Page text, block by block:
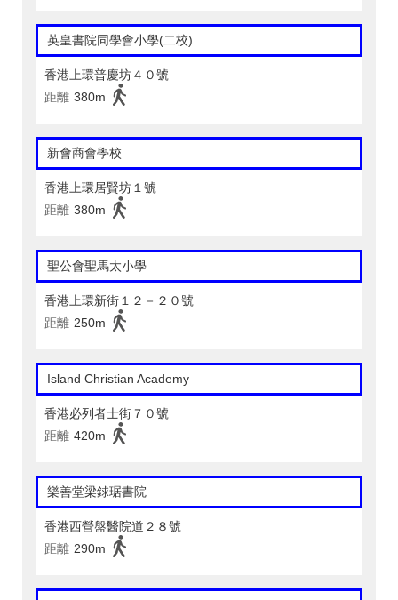
英皇書院同學會小學(二校)
香港上環普慶坊４０號
距離 380m
新會商會學校
香港上環居賢坊１號
距離 380m
聖公會聖馬太小學
香港上環新街１２－２０號
距離 250m
Island Christian Academy
香港必列者士街７０號
距離 420m
樂善堂梁銶琚書院
香港西營盤醫院道２８號
距離 290m